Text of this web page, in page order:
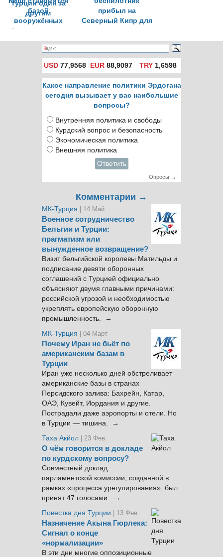
базой
вооружённых
беспилотников.
Важнейшие ходы
Турции один за
другим
прибыл на
Северный Кипр для
базирования
USD 77,9568 EUR 88,9097 TRY1,6598
Какое направление политики Эрдогана
сегодня вызывает у вас наибольшие
вопросы?
Внутренняя политика и свободы
Курдский вопрос и безопасность
Экономическая политика
Внешняя политика
Ответить
Опросы →
Комментарии →
МК-Турция | 14 Май
Военное сотрудничество
Бельгии и Турции:
прагматизм или
вынужденное возвращение?
Визит бельгийской королевы Матильды и
подписание девяти оборонных
соглашений с Турцией официально
объясняют двумя главными причинами:
российской угрозой и необходимостью
укреплять европейскую оборонную
промышленность. →
МК-Турция
| 04 Март
Почему Иран не бьёт по
американским базам в
Турции
Иран уже несколько дней обстреливает
американские базы в странах
Персидского залива: Бахрейн, Катар,
ОАЭ, Кувейт, Иордания и другие.
Пострадали даже аэропорты и отели. Но
в Турции — тишина. →
Таха Акйол | 23 Фев.
О чём говорится в докладе
по курдскому вопросу?
Совместный доклад
парламентской комиссии, созданной в
рамках «процесса урегулирования», был
принят 47 голосами. →
Повестка дня Турции
| 13 Фев.
Назначение Акына Гюрлека:
Сигнал о конце
«нормализации»
В эти дни многие оппозиционные